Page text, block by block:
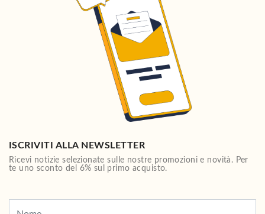
ISCRIVITI ALLA NEWSLETTER
Ricevi notizie selezionate sulle nostre promozioni e novità. Per
te uno sconto del 6% sul primo acquisto.